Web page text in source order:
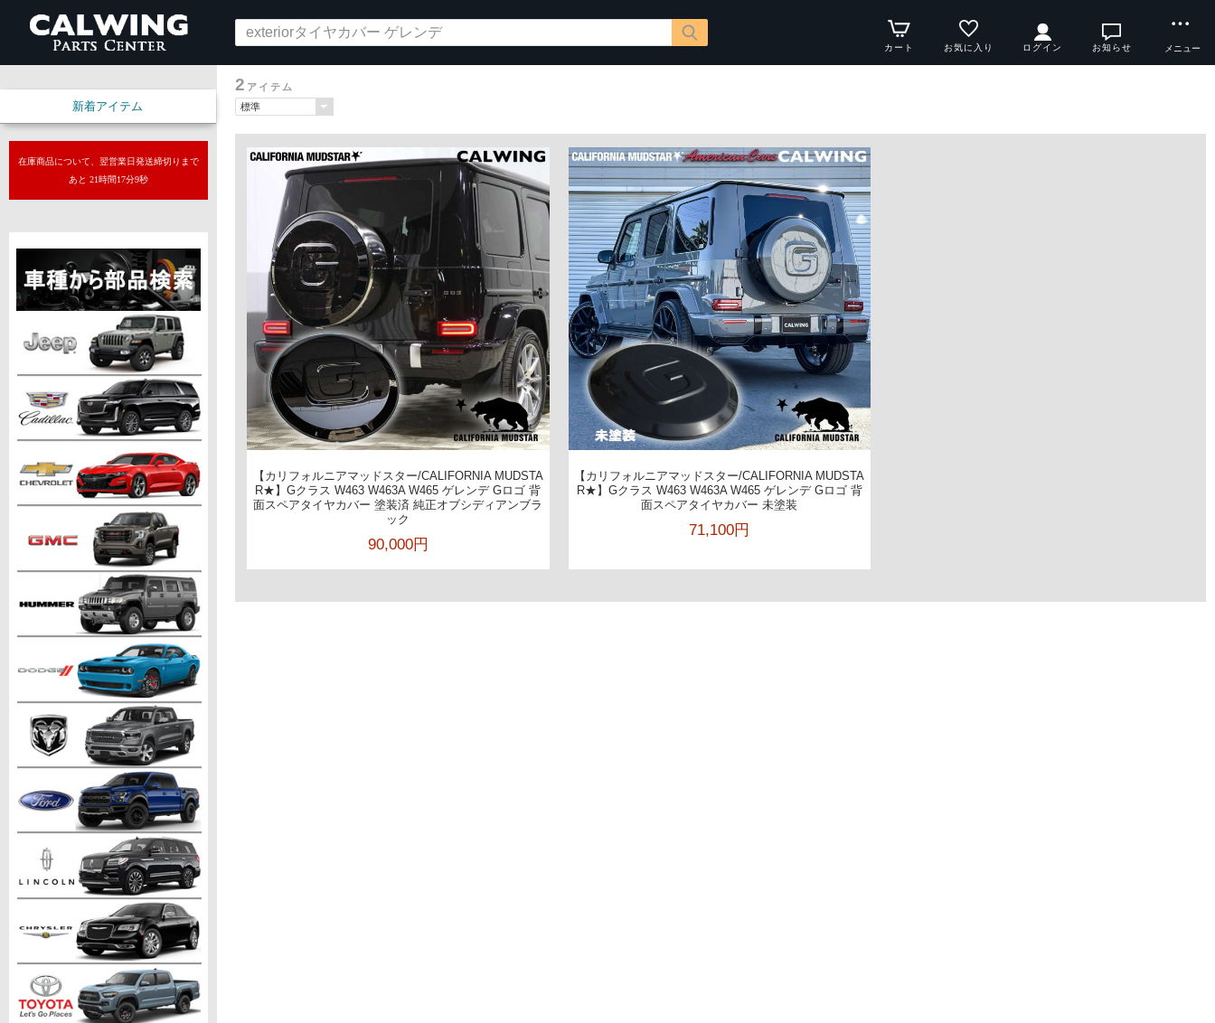
カート お気に入り ログイン お知らせ メニュー
新着アイテム
在庫商品について、翌営業日発送締切りまで
あと 21時間17分8秒
2 アイテム
【カリフォルニアマッドスター/CALIFORNIA MUDSTA
R★】Gクラス W463 W463A W465 ゲレンデ Gロゴ 背
面スペアタイヤカバー 塗装済 純正オブシディアンブラ
ック
90,000円
【カリフォルニアマッドスター/CALIFORNIA MUDSTA
R★】Gクラス W463 W463A W465 ゲレンデ Gロゴ 背
面スペアタイヤカバー 未塗装
71,100円